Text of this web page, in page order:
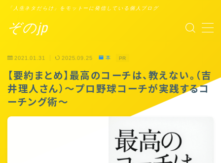
ぞのjp
「人生ネタだらけ」をモットーに発信している個人ブログ
MENU
Points of You
2021.01.31 2025.09.25 本 PR
【要約まとめ】最高のコーチは、教えない。（吉
井理人さん）〜プロ野球コーチが実践するコ
ーチング術〜